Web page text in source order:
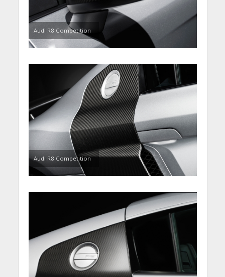
Audi R8 Competition
Audi R8 Competition